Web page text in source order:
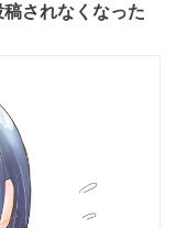
されなくなった